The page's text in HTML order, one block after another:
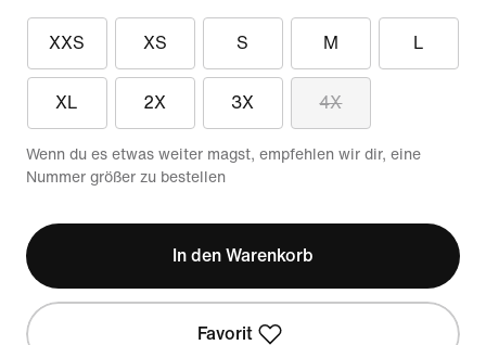
XXS XS S M L
XL 2X 3X 4X
Wenn du es etwas weiter magst, empfehlen wir dir, eine
Nummer größer zu bestellen
In den Warenkorb
Favorit